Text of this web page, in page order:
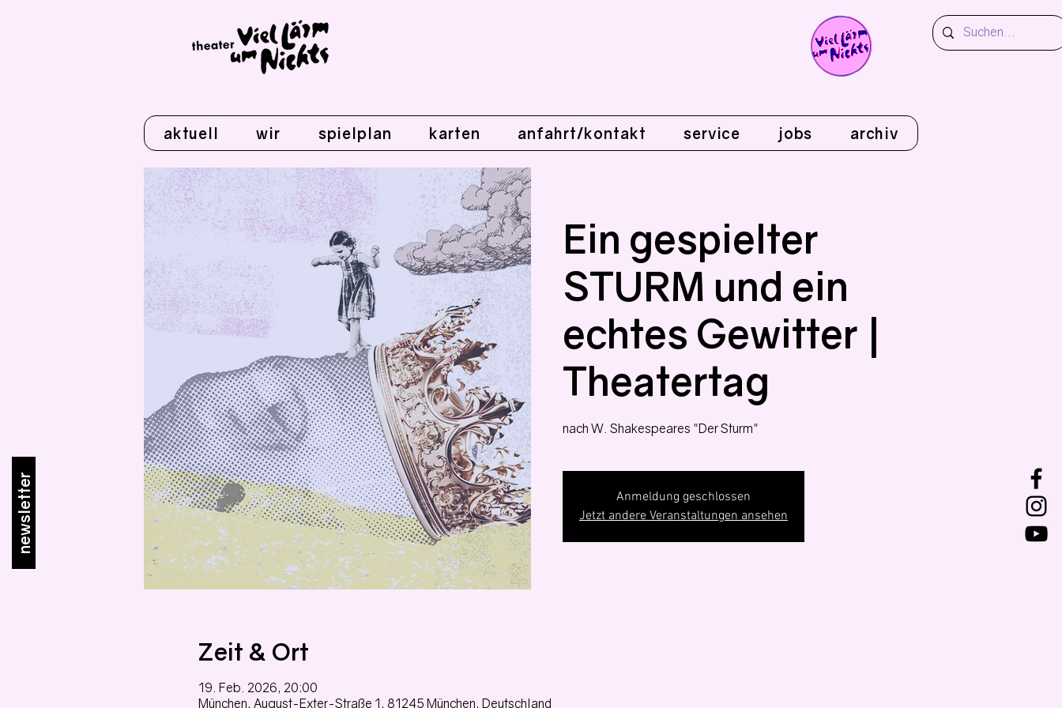
aktuell wir spielplan karten anfahrt/kontakt service jobs archiv
newsletter
Ein gespielter
STURM und ein
echtes Gewitter |
Theatertag
nach W. Shakespeares "Der Sturm"
Anmeldung geschlossen
Jetzt andere Veranstaltungen ansehen
Zeit & Ort
19. Feb. 2026, 20:00
München, August-Exter-Straße 1, 81245 München, Deutschland